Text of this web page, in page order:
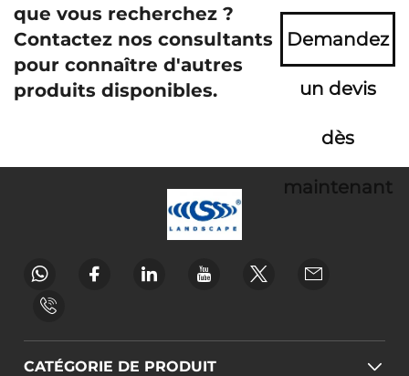
que vous recherchez ?
Contactez nos consultants
pour connaître d'autres
produits disponibles.
Demandez
un devis
dès
maintenant
CATÉGORIE DE PRODUIT